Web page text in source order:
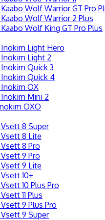
Wolf Warrior GT Pro
Wolf Warrior 2 Plus
Wolf King GT Pro Plus
Light Hero
Light 2
Quick 3
Quick 4
OX
Mini 2
OXO
8 Super
8 Lite
8 Pro
9 Pro
9 Lite
10+
10 Plus Pro
11 Plus
9 Plus Pro
9 Super